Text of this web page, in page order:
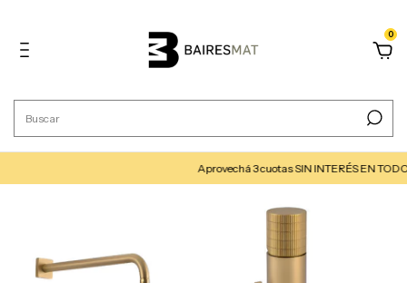
0
Aprovechá 3 cuotas SIN INTERÉS EN TODO EL